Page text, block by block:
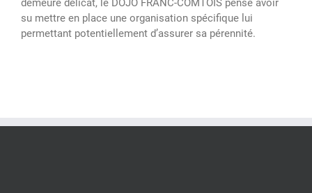
demeure délicat, le DOJO FRANC-COMTOIS pense avoir
su mettre en place une organisation spécifique lui
permettant potentiellement d’assurer sa pérennité.